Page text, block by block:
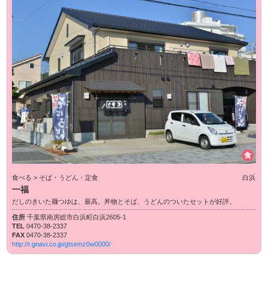
食
食べる > そば・うどん・定食 白浜
一福
だしのきいた麺つゆは、最高。丼物とそば、うどんのついたセットが好評。
住所千葉県南房総市白浜町白浜2605-1
TEL0470-38-2337
FAX0470-38-2337
http://r.gnavi.co.jp/gtsemz0w0000/